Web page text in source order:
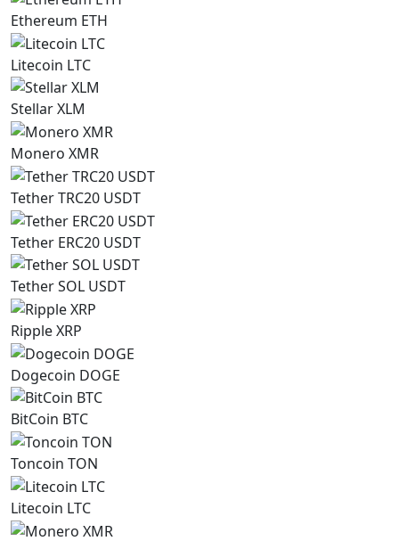
Ethereum ETH
Litecoin LTC
Stellar XLM
Monero XMR
Tether TRC20 USDT
Tether ERC20 USDT
Tether SOL USDT
Ripple XRP
Dogecoin DOGE
BitCoin BTC
Toncoin TON
Litecoin LTC